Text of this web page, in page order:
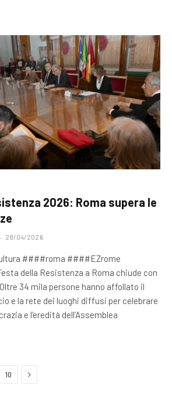
2026: Roma supera le
28/04/2026
####roma ####EZrome
della Resistenza a Roma chiude con
34 mila persone hanno affollato il
e la rete dei luoghi diffusi per celebrare
e l’eredità dell’Assemblea
10 Next